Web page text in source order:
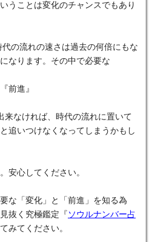
うことは変化のチャンスでもあり
代の流れの速さは過去の何倍にもな
なります。その中で必要な
前進』
来なければ、時代の流れに置いて
追いつけなくなってしまうかもし
安心してください。
な「変化」と「前進」を知る為
抜く究極鑑定『 ソウルナンバー占
みてください。